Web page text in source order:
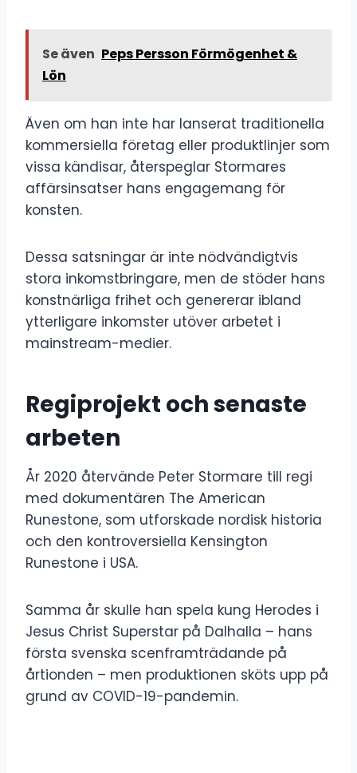
Se även Peps Persson Förmögenhet &
Lön
Även om han inte har lanserat traditionella
kommersiella företag eller produktlinjer som
vissa kändisar, återspeglar Stormares
affärsinsatser hans engagemang för
konsten.
Dessa satsningar är inte nödvändigtvis
stora inkomstbringare, men de stöder hans
konstnärliga frihet och genererar ibland
ytterligare inkomster utöver arbetet i
mainstream-medier.
Regiprojekt och senaste
arbeten
År 2020 återvände Peter Stormare till regi
med dokumentären The American
Runestone, som utforskade nordisk historia
och den kontroversiella Kensington
Runestone i USA.
Samma år skulle han spela kung Herodes i
Jesus Christ Superstar på Dalhalla – hans
första svenska scenframträdande på
årtionden – men produktionen sköts upp på
grund av COVID-19-pandemin.